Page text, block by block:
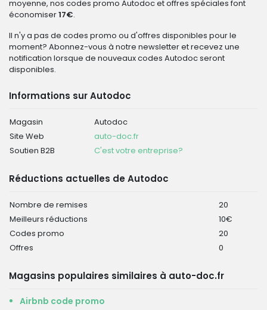
moyenne, nos codes promo Autodoc et offres spéciales font
économiser17€.
Il n'y a pas de codes promo ou d'offres disponibles pour le
moment? Abonnez-vous à notre newsletter et recevez une
notification lorsque de nouveaux codes Autodoc seront
disponibles.
Informations sur Autodoc
Magasin
Autodoc
Site Web
auto-doc.fr
Soutien B2B
C'est votre entreprise?
Réductions actuelles de Autodoc
Nombre de remises
20
Meilleurs réductions
10€
Codes promo
20
Offres
0
Magasins populaires similaires à auto-doc.fr
Airbnb code promo